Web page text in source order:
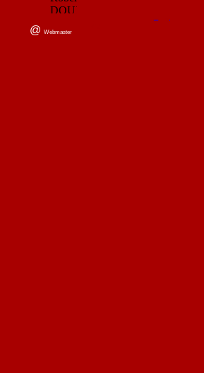
@ Webmaster les languesZazie